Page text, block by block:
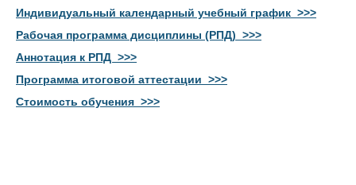
Индивидуальный календарный учебный график >>>
Рабочая программа дисциплины (РПД) >>>
Аннотация к РПД >>>
Программа итоговой аттестации >>>
Стоимость обучения >>>